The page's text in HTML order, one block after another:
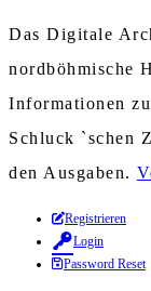
Das Digitale
nordböhmische
Informationen
Schluck `schen
den Ausgaben.
Zum
Inhalt
springen
Registrieren
Login
Password Reset